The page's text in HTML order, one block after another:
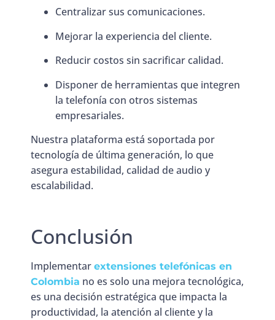
Centralizar sus comunicaciones.
Mejorar la experiencia del cliente.
Reducir costos sin sacrificar calidad.
Disponer de herramientas que integren
la telefonía con otros sistemas
empresariales.
Nuestra plataforma está soportada por
tecnología de última generación, lo que
asegura estabilidad, calidad de audio y
escalabilidad.
Conclusión
Implementar extensiones telefónicas en
Colombia no es solo una mejora tecnológica,
es una decisión estratégica que impacta la
productividad, la atención al cliente y la